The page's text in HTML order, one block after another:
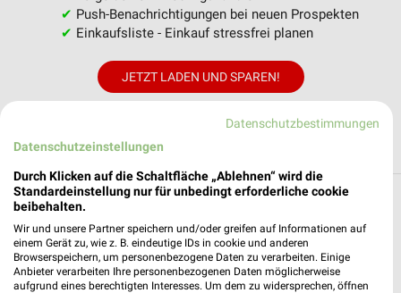
✔ Push-Benachrichtigungen bei neuen Prospekten
✔ Einkaufsliste - Einkauf stressfrei planen
JETZT LADEN UND SPAREN!
Weitere HKL BAUMASCHINEN Geschäfte
mit Angeboten in und um Aschaffenburg
5 Geschäfte und Orte
Datenschutzbestimmungen
Datenschutzeinstellungen
Durch Klicken auf die Schaltfläche „Ablehnen“ wird die
Standardeinstellung nur für unbedingt erforderliche cookie
beibehalten.
Wir und unsere Partner speichern und/oder greifen auf Informationen auf
einem Gerät zu, wie z. B. eindeutige IDs in cookie und anderen
Browserspeichern, um personenbezogene Daten zu verarbeiten. Einige
Anbieter verarbeiten Ihre personenbezogenen Daten möglicherweise
aufgrund eines berechtigten Interesses. Um dem zu widersprechen, öffnen